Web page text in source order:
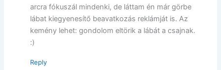
arcra fókuszál mindenki, de láttam én már görbe
lábat kiegyenesítő beavatkozás reklámját is. Az
kemény lehet: gondolom eltörik a lábát a csajnak.
:)
Reply